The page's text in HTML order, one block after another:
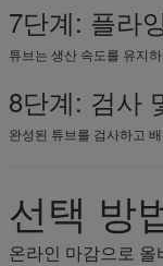
7단계: 플라
튜브는 생산 속도를 유지
8단계: 검사
완성된 튜브를 검사하고
선택 방
온라인 마감으로